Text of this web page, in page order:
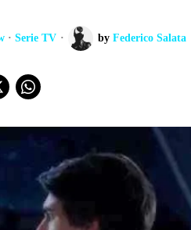
· Serie TV by Federico Salata